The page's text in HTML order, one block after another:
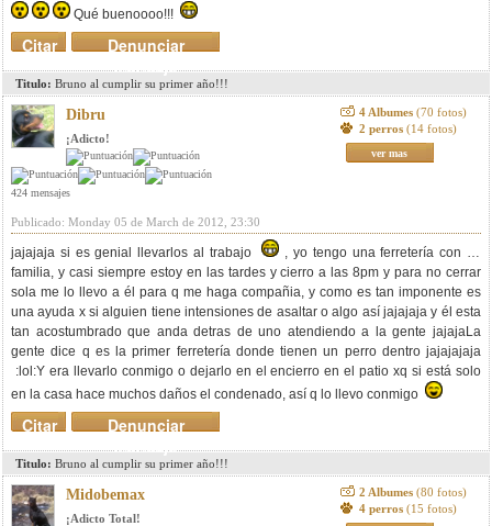
Qué buenoooo!!!
Denunciar
mensaje
Citar
Titulo: Bruno al cumplir su primer año!!!
Dibru
¡Adicto!
424 mensajes
4 Albumes (70 fotos)
2 perros (14 fotos)
ver mas
Publicado: Monday 05 de March de 2012, 23:30
jajajaja si es genial llevarlos al trabajo
, yo tengo una ferretería con mi
familia, y casi siempre estoy en las tardes y cierro a las 8pm y para no cerrar
sola me lo llevo a él para q me haga compañia, y como es tan imponente es
una ayuda x si alguien tiene intensiones de asaltar o algo así jajajaja y él esta
tan acostumbrado que anda detras de uno atendiendo a la gente jajajaLa
gente dice q es la primer ferretería donde tienen un perro dentro jajajajaja
:lol:Y era llevarlo conmigo o dejarlo en el encierro en el patio xq si está solo
en la casa hace muchos daños el condenado, así q lo llevo conmigo
Denunciar
mensaje
Citar
Titulo: Bruno al cumplir su primer año!!!
Midobemax
¡Adicto Total!
2 Albumes (80 fotos)
4 perros (15 fotos)